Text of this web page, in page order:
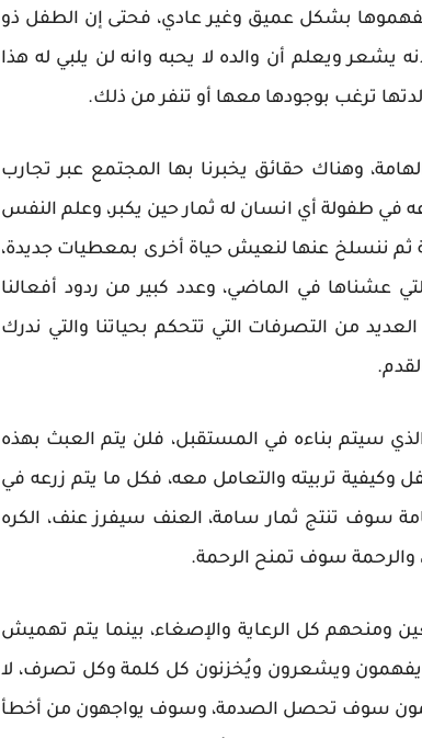
بشكل عميق وغير عادي، فحتى إن الطفل ذو
ويعلم أن والده لا يحبه وانه لن يلبي له هذا
ترغب بوجودها معها أو تنفر من ذلك.
وهناك حقائق يخبرنا بها المجتمع عبر تجارب
في طفولة أي انسان له ثمار حين يكبر، وعلم النفس
ثم ننسلخ عنها لنعيش حياة أخرى بمعطيات جديدة،
الطفولة التي عشناها في الماضي، وعدد كبير من ردود أفعالنا
من التصرفات التي تتحكم بحياتنا والتي ندرك
سيتم بناءه في المستقبل، فلن يتم العبث بهذه
وكيفية تربيته والتعامل معه، فكل ما يتم زرعه في
سوف تنتج ثمار سامة، العنف سيفرز عنف، الكره
سوف تمنح الرحمة.
ومنحهم كل الرعاية والإصغاء، بينما يتم تهميش
يفهمون ويشعرون ويُخزنون كل كلمة وكل تصرف، لا
سوف تحصل الصدمة، وسوف يواجهون من أخطأ